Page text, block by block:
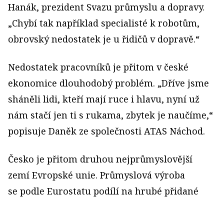
Hanák, prezident Svazu průmyslu a dopravy.
„Chybí tak například specialisté k robotům,
obrovský nedostatek je u řidičů v dopravě.“
Nedostatek pracovníků je přitom v české
ekonomice dlouhodobý problém. „Dříve jsme
sháněli lidi, kteří mají ruce i hlavu, nyní už
nám stačí jen ti s rukama, zbytek je naučíme,“
popisuje Daněk ze společnosti ATAS Náchod.
Česko je přitom druhou nejprůmyslovější
zemí Evropské unie. Průmyslová výroba
se podle Eurostatu podílí na hrubé přidané